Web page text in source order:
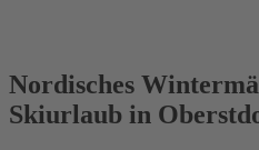
Nordisches
Skiurlaub in